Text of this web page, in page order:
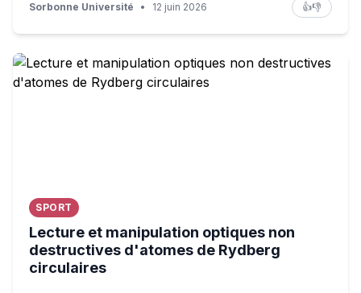
Sorbonne Université • 12 juin 2026 👍👎
Lecture et manipulation optiques non destructives
SPORT
Lecture et manipulation optiques non
destructives d'atomes de Rydberg
circulaires